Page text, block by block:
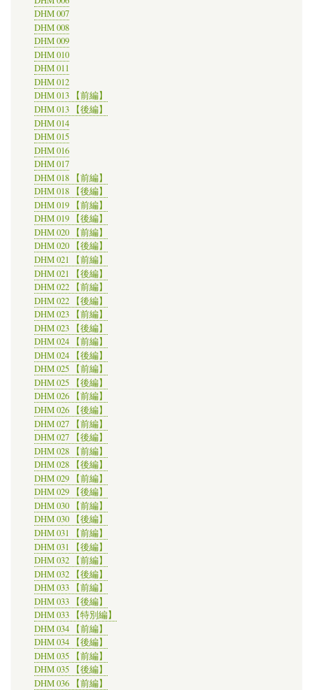
介
の
DHM 007
DHM 008
DHM 009
DHM 010
DHM 011
DHM 012
DHM 013 【前編】
DHM 013 【後編】
DHM 014
DHM 015
DHM 016
DHM 017
DHM 018 【前編】
DHM 018 【後編】
DHM 019 【前編】
DHM 019 【後編】
DHM 020 【前編】
DHM 020 【後編】
DHM 021 【前編】
DHM 021 【後編】
DHM 022 【前編】
DHM 022 【後編】
DHM 023 【前編】
DHM 023 【後編】
DHM 024 【前編】
DHM 024 【後編】
DHM 025 【前編】
DHM 025 【後編】
DHM 026 【前編】
DHM 026 【後編】
DHM 027 【前編】
DHM 027 【後編】
DHM 028 【前編】
DHM 028 【後編】
DHM 029 【前編】
DHM 029 【後編】
DHM 030 【前編】
DHM 030 【後編】
DHM 031 【前編】
DHM 031 【後編】
DHM 032 【前編】
DHM 032 【後編】
DHM 033 【前編】
DHM 033 【後編】
DHM 033 【特別編】
DHM 034 【前編】
DHM 034 【後編】
DHM 035 【前編】
DHM 035 【後編】
DHM 036 【前編】